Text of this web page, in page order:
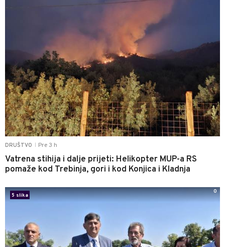
DRUŠTVO Pre 3 h
Vatrena stihija i dalje prijeti: Helikopter MUP-a RS
pomaže kod Trebinja, gori i kod Konjica i Kladnja
5 slika
0